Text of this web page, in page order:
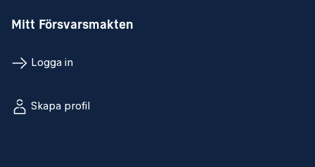
Mitt Försvarsmakten
Logga in
Skapa profil